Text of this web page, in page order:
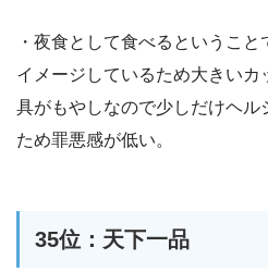
・夜食として食べるというこ
イメージしているため大きいカ
具がもやしなので少しだけヘル
ため罪悪感が低い。
35位：天下一品